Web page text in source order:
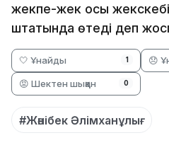
жекпе-жек осы
штатында өтеді деп
🤍 Ұнайды 1 😞
😡 Шектен шыққан 0
#Жәнібек Әлімханұлығ